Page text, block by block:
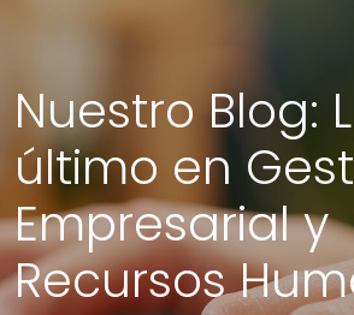
Nuestro Blog:
último en
Empresarial y
Recursos